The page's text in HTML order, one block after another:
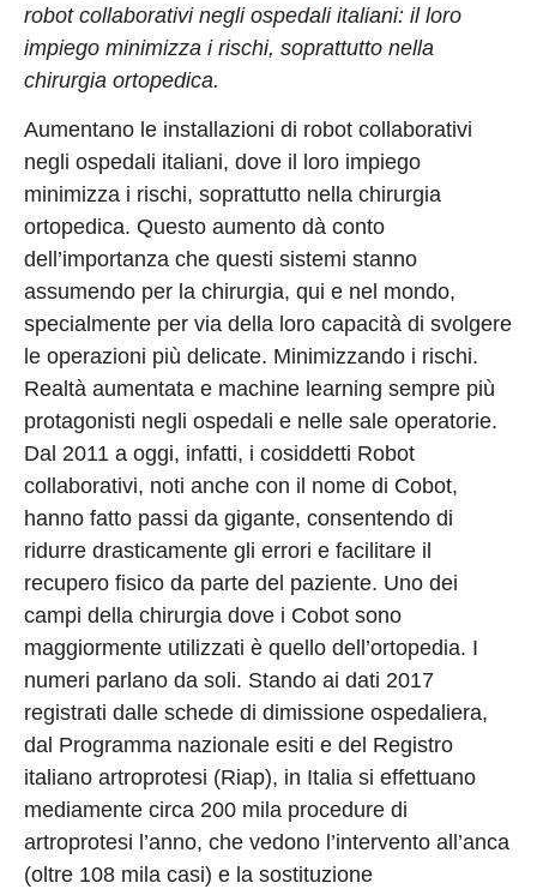
robot collaborativi negli ospedali italiani: il loro
impiego minimizza i rischi, soprattutto nella
chirurgia ortopedica.
Aumentano le installazioni di robot collaborativi
negli ospedali italiani, dove il loro impiego
minimizza i rischi, soprattutto nella chirurgia
ortopedica. Questo aumento dà conto
dell’importanza che questi sistemi stanno
assumendo per la chirurgia, qui e nel mondo,
specialmente per via della loro capacità di svolgere
le operazioni più delicate. Minimizzando i rischi.
Realtà aumentata e machine learning sempre più
protagonisti negli ospedali e nelle sale operatorie.
Dal 2011 a oggi, infatti, i cosiddetti Robot
collaborativi, noti anche con il nome di Cobot,
hanno fatto passi da gigante, consentendo di
ridurre drasticamente gli errori e facilitare il
recupero fisico da parte del paziente. Uno dei
campi della chirurgia dove i Cobot sono
maggiormente utilizzati è quello dell’ortopedia. I
numeri parlano da soli. Stando ai dati 2017
registrati dalle schede di dimissione ospedaliera,
dal Programma nazionale esiti e del Registro
italiano artroprotesi (Riap), in Italia si effettuano
mediamente circa 200 mila procedure di
artroprotesi l’anno, che vedono l’intervento all’anca
(oltre 108 mila casi) e la sostituzione